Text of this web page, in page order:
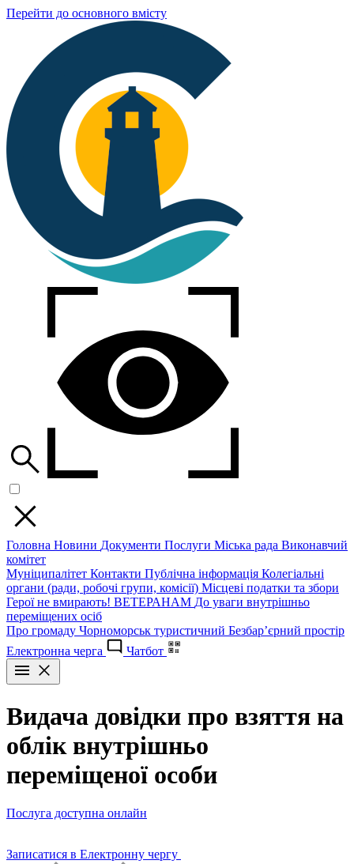
Перейти до основного вмісту
Головна Новини Документи Послуги Міська рада Виконавчий
комітет
Муніципалітет Контакти Публічна інформація Колегіальні
органи (ради, робочі групи, комісії) Місцеві податки та збори
Герої не вмирають! ВЕТЕРАНАМ До уваги внутрішньо
переміщених осіб
Про громаду Чорноморськ туристичний Безбар’єрний простір
Електронна черга
Чатбот
Видача довідки про взяття на
облік внутрішньо
переміщеної особи
Послуга доступна онлайн
Записатися в Електронну чергу